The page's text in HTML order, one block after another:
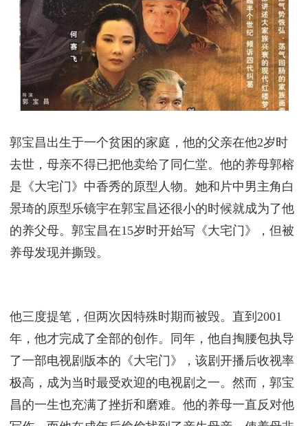
郭宝昌出生于一个贫困的家庭，他的父亲在他2岁时
去世，母亲不得已把他卖给了同仁堂。他的养母郭榕
是《大宅门》中香秀的原型人物。她和片中男主角白
景琦的原型乐镜宇在郭宝昌还很小的时候就成为了他
的养父母。郭宝昌在15岁时开始写《大宅门》，但被
养母发现并撕毁。